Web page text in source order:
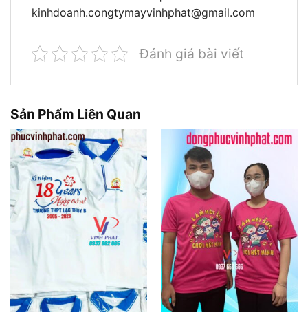
kinhdoanh.congtymayvinhphat@gmail.com
Đánh giá bài viết
Sản Phẩm Liên Quan